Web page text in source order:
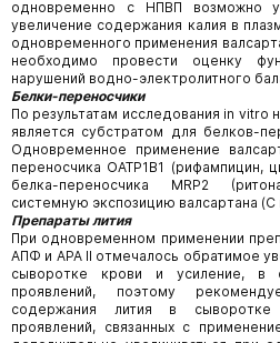
одновременно с НПВП возможно
увеличение содержания калия в
одновременного применения
необходимо провести оценку
нарушений водно-электролитного
Белки-переносчики
По результатам исследования in vitro
является субстратом для белков-
Одновременное применение
переносчика ОАТР1В1 (рифампицин,
белка-переносчика MRP2
системную экспозицию валсартана (C
Препараты лития
При одновременном применении
АПФ и АРА II отмечалось обратимое
сыворотке крови и усиление, в
проявлений, поэтому
содержания лития в сыворотке
проявлений, связанных с